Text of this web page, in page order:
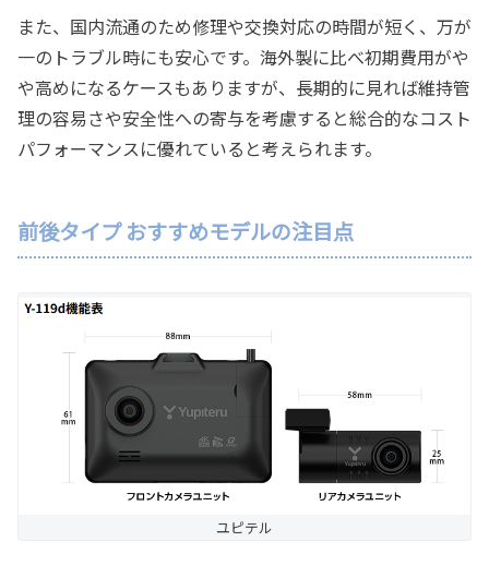
また、国内流通のため修理や交換対応の時間が短く、万が
一のトラブル時にも安心です。海外製に比べ初期費用がや
や高めになるケースもありますが、長期的に見れば維持管
理の容易さや安全性への寄与を考慮すると総合的なコスト
パフォーマンスに優れていると考えられます。
前後タイプ おすすめモデルの注目点
ユピテル